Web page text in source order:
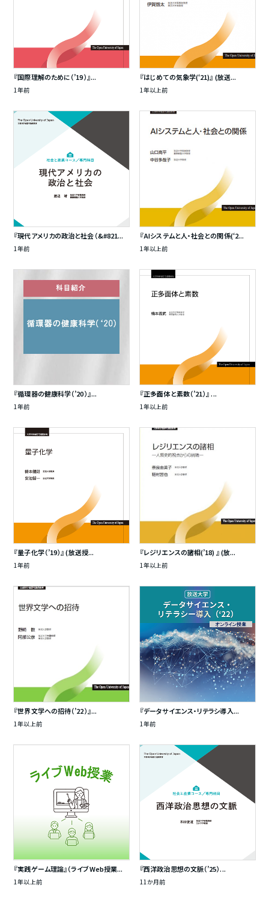
『国際理解のために（’19）』...
1年前
『はじめての気象学(‘21)』 (放送...
1年以上前
『現代アメリカの政治と社会（&#821...
1年前
『AIシステムと人・社会との関係(‘2...
1年以上前
『循環器の健康科学（’20）』...
1年前
『正多面体と素数（’21）』 ...
1年以上前
『量子化学（’19）』 (放送授...
1年前
『レジリエンスの諸相(’18) 』 (放...
1年以上前
『世界文学への招待（’22）』...
1年以上前
『データサイエンス・リテラシ導入...
1年前
『実践ゲーム理論』（ライブWeb授業...
1年以上前
『西洋政治思想の文脈（’25）...
11か月前